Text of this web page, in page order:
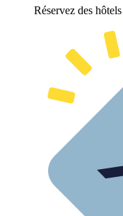
Réservez des